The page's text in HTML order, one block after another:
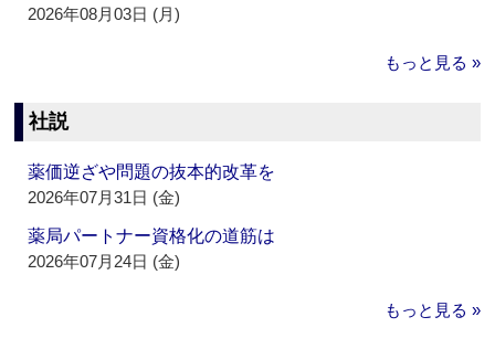
2026年08月03日 (月)
もっと見る »
社説
薬価逆ざや問題の抜本的改革を
2026年07月31日 (金)
薬局パートナー資格化の道筋は
2026年07月24日 (金)
もっと見る »